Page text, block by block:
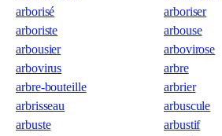
arborisé
arboriser
arboriste
arbouse
arbousier
arbovirose
arbovirus
arbre
arbre-bouteille
arbrier
arbrisseau
arbuscule
arbuste
arbustif